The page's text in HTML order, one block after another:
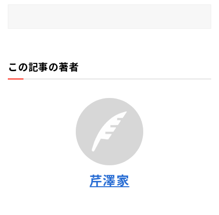
この記事の著者
芹澤家